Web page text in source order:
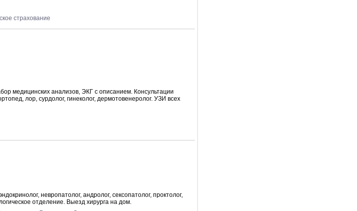
страхование
медицинских анализов, ЭКГ с описанием. Консультации
лор, сурдолог, гинеколог, дермотовенеролог. УЗИ всех
невропатолог, андролог, сексопатолог, проктолог,
отделение. Выезд хирурга на дом.